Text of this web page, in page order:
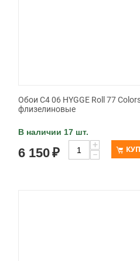
Обои C4 06 HYGGE Roll 77
флизелиновые
В наличии 17 шт.
6 150₽
+
−